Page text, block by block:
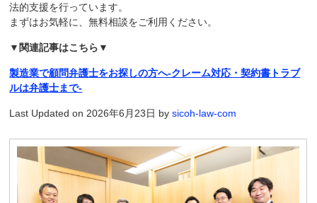
法的支援を行っています。
まずはお気軽に、無料相談をご利用ください。
▼関連記事はこちら▼
製造業で顧問弁護士をお探しの方へ-クレーム対応・契約書トラブ
ルは弁護士まで-
Last Updated on 2026年6月23日 bysicoh-law-com